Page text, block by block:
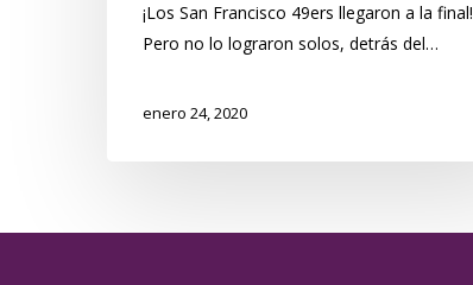
¡Los San Francisco 49ers llegaron a la final!
Pero no lo lograron solos, detrás del…
enero 24, 2020